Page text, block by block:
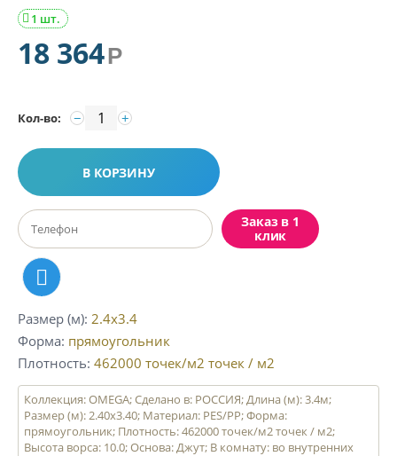
1 шт.

18 364Р
Кол-во: +
−
В КОРЗИНУ
Заказ в 1
клик
Размер (м) 2.4x3.4
Форма прямоугольник
Плотность 462000 точек/м2 точек / м2
Коллекция: OMEGA; Сделано в: РОССИЯ; Длина (м): 3.4м;
Размер (м): 2.40x3.40; Материал: PES/PP; Форма:
прямоугольник; Плотность: 462000 точек/м2 точек / м2;
Высота ворса: 10.0; Основа: Джут; В комнату: во внутренних